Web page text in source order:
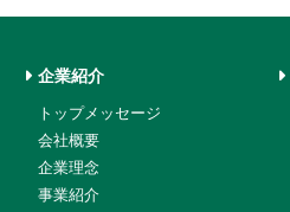
企業紹介
トップメッセージ
会社概要
企業理念
事業紹介